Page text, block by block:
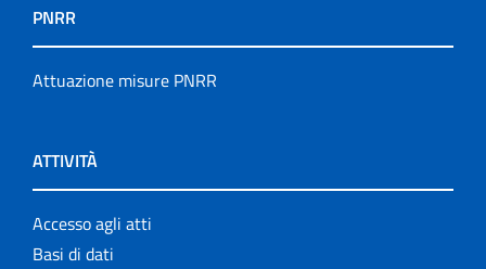
PNRR
Attuazione misure PNRR
ATTIVITÀ
Accesso agli atti
Basi di dati